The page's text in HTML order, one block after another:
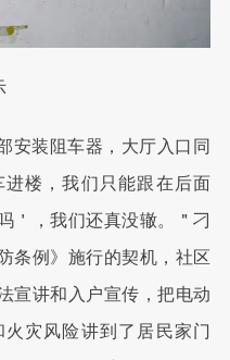
安装阻车器，大厅入口同
楼，我们只能跟在后面
＇，我们还真没辙。＂刁
条例》施行的契机，社区
宣讲和入户宣传，把电动
灾风险讲到了居民家门